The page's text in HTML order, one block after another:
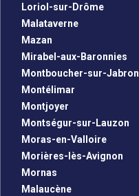
Loriol-sur-Drôme
Malataverne
Mazan
Mirabel-aux-Baronnies
Montboucher-sur-Jabron
Montélimar
Montjoyer
Montségur-sur-Lauzon
Moras-en-Valloire
Morières-lès-Avignon
Mornas
Malaucène